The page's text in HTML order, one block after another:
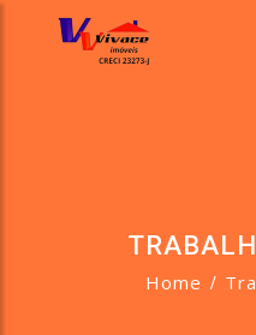
Home